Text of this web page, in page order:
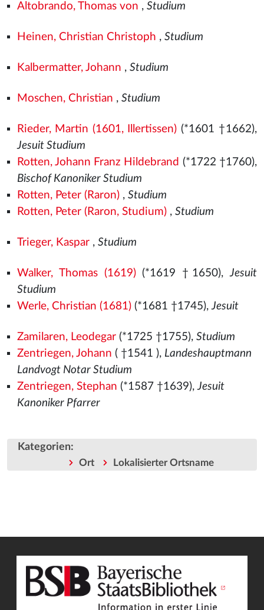
Altobrando, Thomas von , Studium
Heinen, Christian Christoph , Studium
Kalbermatter, Johann , Studium
Moschen, Christian , Studium
Rieder, Martin (1601, Illertissen) (*1601 †1662),
Jesuit Studium
Rotten, Johann Franz Hildebrand (*1722 †1760),
Bischof Kanoniker Studium
Rotten, Peter (Raron), Studium
Rotten, Peter (Raron, Studium), Studium
Trieger, Kaspar, Studium
Walker, Thomas (1619)(*1619 †1650),Jesuit
Studium
Werle, Christian (1681)(*1681 †1745),Jesuit
Zamilaren, Leodegar(*1725 †1755), Studium
Zentriegen, Johann ( †1541 ), Landeshauptmann
Landvogt Notar Studium
Zentriegen, Stephan (*1587 †1639),Jesuit
Kanoniker Pfarrer
Kategorien:
Ort Lokalisierter Ortsname